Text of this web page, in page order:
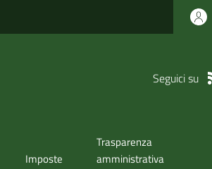
Seguici su
Imposte
Trasparenza
amministrativa